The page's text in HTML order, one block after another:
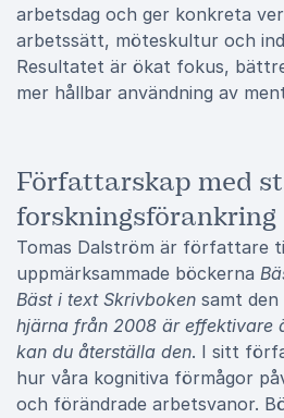
arbetsdag och ger konkreta
arbetssätt, möteskultur och
Resultatet är ökat fokus,
mer hållbar användning av
Författarskap med
forskningsförankring
Tomas Dalström är författare
uppmärksammade böckerna
Bäst i text Skrivboken samt den
hjärna från 2008 är effektivare
kan du återställa den. I sitt
hur våra kognitiva förmågor
och förändrade arbetsvanor.